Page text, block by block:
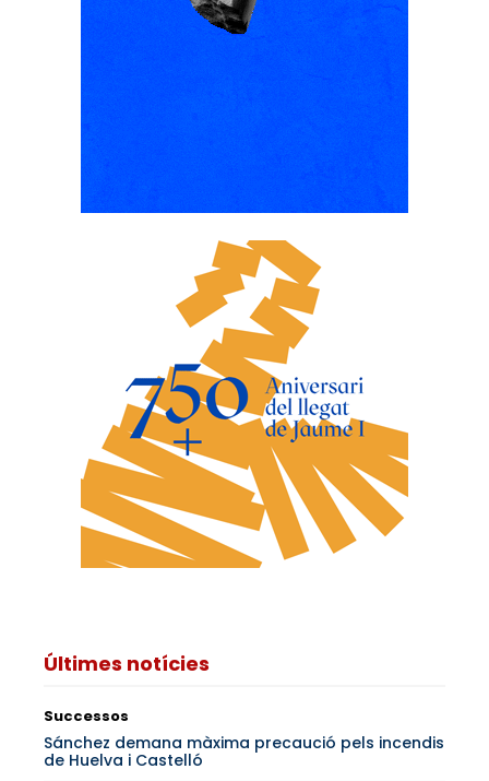
Últimes notícies
Successos
Sánchez demana màxima precaució pels incendis
de Huelva i Castelló